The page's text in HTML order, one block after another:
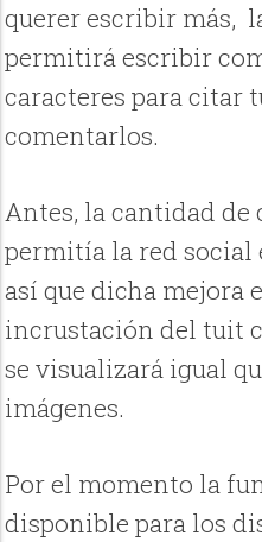
querer escribir más,
permitirá escribir
caracteres para citar
comentarlos.
Antes, la cantidad de
permitía la red social
así que dicha
incrustación del tuit
se visualizará igual
imágenes.
Por el momento la
disponible para los